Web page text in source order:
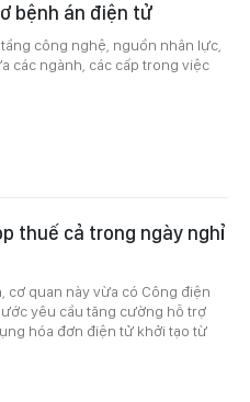
bệnh án điện tử
công nghệ, nguồn nhân lực,
các ngành, các cấp trong việc
thuế cả trong ngày nghỉ
cơ quan này vừa có Công điện
yêu cầu tăng cường hỗ trợ
hóa đơn điện tử khởi tạo từ